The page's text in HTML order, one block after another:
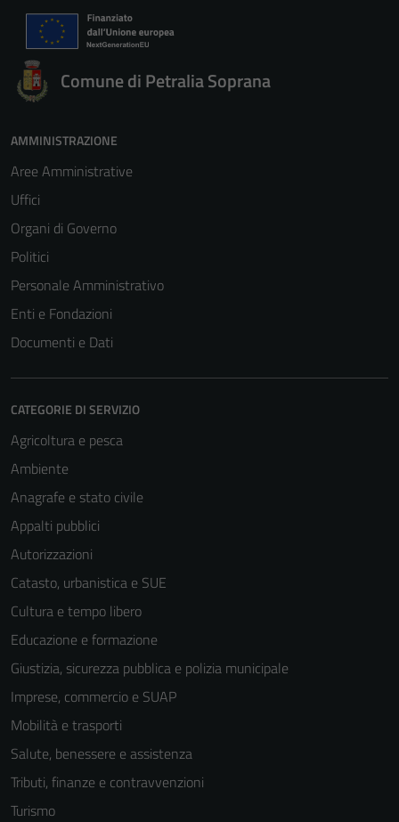
Comune di Petralia Soprana
AMMINISTRAZIONE
Aree Amministrative
Uffici
Organi di Governo
Politici
Personale Amministrativo
Enti e Fondazioni
Documenti e Dati
CATEGORIE DI SERVIZIO
Agricoltura e pesca
Ambiente
Anagrafe e stato civile
Appalti pubblici
Autorizzazioni
Catasto, urbanistica e SUE
Cultura e tempo libero
Educazione e formazione
Giustizia, sicurezza pubblica e polizia municipale
Imprese, commercio e SUAP
Mobilità e trasporti
Salute, benessere e assistenza
Tributi, finanze e contravvenzioni
Turismo